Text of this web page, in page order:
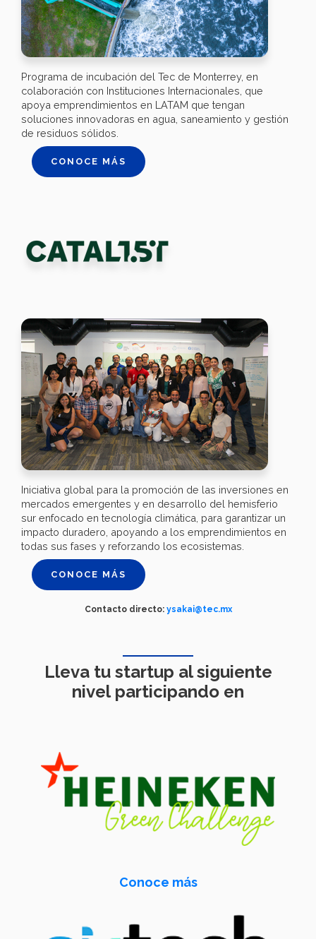
Programa de incubación del Tec de Monterrey, en
colaboración con Instituciones Internacionales, que
apoya emprendimientos en LATAM que tengan
soluciones innovadoras en agua, saneamiento y gestión
de residuos sólidos.
CONOCE MÁS
Iniciativa global para la promoción de las inversiones en
mercados emergentes y en desarrollo del hemisferio
sur enfocado en tecnología climática, para garantizar un
impacto duradero, apoyando a los emprendimientos en
todas sus fases y reforzando los ecosistemas.
CONOCE MÁS
Contacto directo: ysakai@tec.mx
Lleva tu startup al siguiente
nivelparticipando en
Conoce más